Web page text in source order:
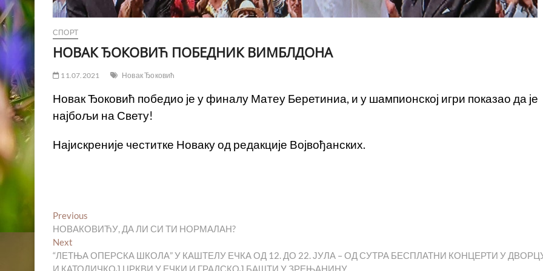
СПОРТ
НОВАК ЂОКОВИЋ ПОБЕДНИК ВИМБЛДОНА
11.07.2021 Новак Ђоковић
Новак Ђоковић победио је у финалу Матеу Беретиниа, и у шампионској игри показао да је
најбољи на Свету!
Најискреније честитке Новаку од редакције Војвођанских.
Кретање
чланка
Previous
post:
НОВАКОВИЋУ, ДА ЛИ СИ ТИ НОРМАЛАН?
Next
post:
“ЛЕТЊА ОПЕРСКА ШКОЛА” У КАШТЕЛУ ЕЧКА ОД 12. ДО 22. ЈУЛА – ОД СУТРА БЕСПЛАТНИ КОНЦЕРТИ У
И КАТОЛИЧКОЈ ЦРКВИ У ЕЧКИ И ГРАДСКОЈ БАШТИ У ЗРЕЊАНИНУ